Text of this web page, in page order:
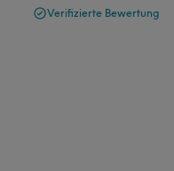
Verifizierte Bewertung